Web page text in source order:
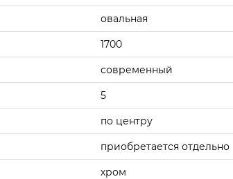
овальная
1700
современный
5
по центру
приобретается отдельно
хром